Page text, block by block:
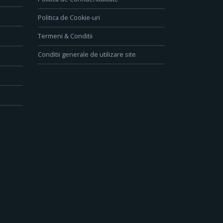
Politica de Cookie-uri
Termeni & Conditii
Conditii generale de utilizare site